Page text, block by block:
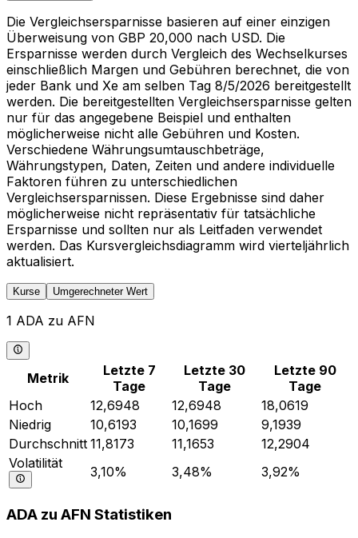
Die Vergleichsersparnisse basieren auf einer einzigen
Überweisung von GBP 20,000 nach USD. Die
Ersparnisse werden durch Vergleich des Wechselkurses
einschließlich Margen und Gebühren berechnet, die von
jeder Bank und Xe am selben Tag 8/5/2026 bereitgestellt
werden. Die bereitgestellten Vergleichsersparnisse gelten
nur für das angegebene Beispiel und enthalten
möglicherweise nicht alle Gebühren und Kosten.
Verschiedene Währungsumtauschbeträge,
Währungstypen, Daten, Zeiten und andere individuelle
Faktoren führen zu unterschiedlichen
Vergleichsersparnissen. Diese Ergebnisse sind daher
möglicherweise nicht repräsentativ für tatsächliche
Ersparnisse und sollten nur als Leitfaden verwendet
werden. Das Kursvergleichsdiagramm wird vierteljährlich
aktualisiert.
Kurse Umgerechneter Wert
1 ADA zu AFN
Metrik
Letzte 7
Tage
Letzte 30
Tage
Letzte 90
Tage
Hoch
12,6948 12,6948
18,0619
Niedrig
10,6193 10,1699
9,1939
Durchschnitt 11,8173 11,1653
12,2904
Volatilität
3,10% 3,48% 3,92%
ADA zu AFN Statistiken